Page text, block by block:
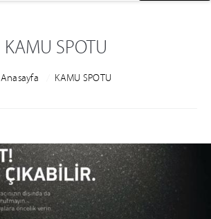
KAMU SPOTU
Anasayfa KAMU SPOTU